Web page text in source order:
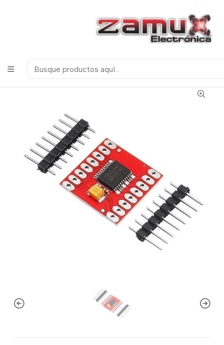
ELECTRONICOS, ROBOTICA & TECNOLOGIA
Productos Arduino
Módulos
MODULO DRIVER CONTROLADOR PARA MOTOR